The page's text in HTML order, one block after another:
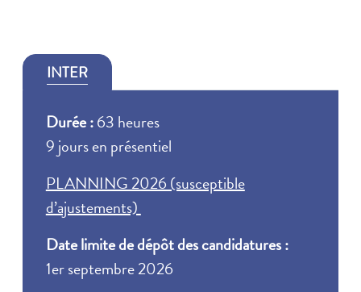
INTER
Durée :63 heures
9 jours en présentiel
PLANNING 2026 (susceptible
d’ajustements)
Date limite de dépôt des candidatures :
1er septembre 2026